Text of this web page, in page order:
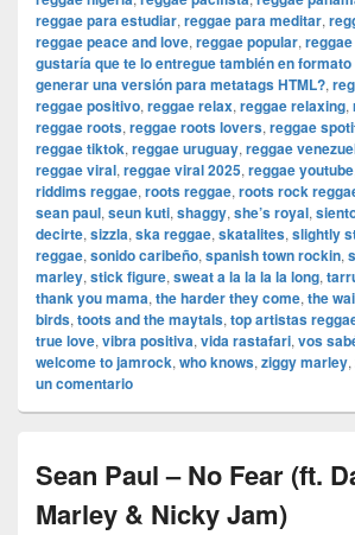
reggae para estudiar, reggae para meditar,
reggae peace and love, reggae popular,
gustaría que te lo entregue también en formato
generar una versión para metatags HTML?,
reggae positivo, reggae relax, reggae relaxing,
reggae roots, reggae roots lovers, reggae
reggae tiktok, reggae uruguay, reggae
reggae viral, reggae viral 2025, reggae youtube
riddims reggae, roots reggae, roots rock
sean paul, seun kuti, shaggy, she’s royal,
decirte, sizzla, ska reggae, skatalites, slightly
reggae, sonido caribeño, spanish town rockin,
marley, stick figure, sweat a la la la la long,
thank you mama, the harder they come, the
birds, toots and the maytals, top artistas
true love, vibra positiva, vida rastafari, vos
welcome to jamrock, who knows, ziggy marley,
un comentario
Sean Paul – No Fear (ft.
Marley & Nicky Jam)